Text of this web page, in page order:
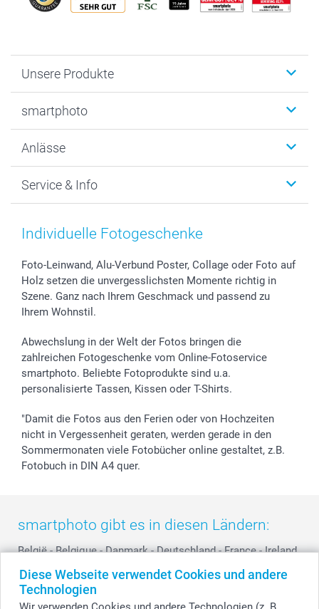
Diese Webseite verwendet Cookies und andere
Technologien
Unsere Produkte
Fotogeschenke
MyNameBook
Fotoabzüge, Fotos als Buch & Poster
Zubehör & Material
Sticker & Etiketten
Geschenk-Gutscheine (PDF)
smartphoto
Warum smartphoto
Datenschutz
AGB
Presse
Partnerprogramme
Investor Relations
Widerrufsrecht
Anlässe
Neujahr
Muttertag
Kommunion & Konfirmation
Hochzeit
Geburtstag
Zu allen Anlässen
Service & Info
Anmelden /Registrieren
Lieferfristen
72h Lieferung
Zahlungsmöglichkeiten
Status der Bestellung
smartfriends
smartgarantie
smartbonus
Individuelle Fotogeschenke
Foto-Leinwand, Alu-Verbund Poster, Collage oder Foto auf
Holz setzen die unvergesslichsten Momente richtig in
Szene. Ganz nach Ihrem Geschmack und passend zu
Ihrem Wohnstil.
Abwechslung in der Welt der Fotos bringen die
zahlreichen Fotogeschenke vom Online-Fotoservice
smartphoto. Beliebte Fotoprodukte sind u.a.
personalisierte Tassen, Kissen oder T-Shirts.
"Damit die Fotos aus den Ferien oder von Hochzeiten
nicht in Vergessenheit geraten, werden gerade in den
Sommermonaten viele Fotobücher online gestaltet, z.B.
Fotobuch in DIN A4 quer.
smartphoto gibt es in diesen Ländern:
België - Belgique - Danmark - Deutschland - France - Ireland
- Nederland - Norge - Österreich - Schweiz Suisse -
Switzerland - Suomi
Other Countries